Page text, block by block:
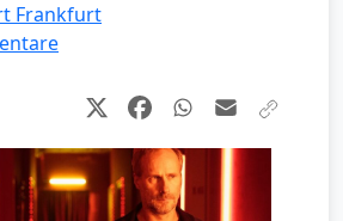
Frankfurt